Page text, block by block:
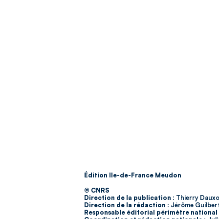
Édition Ile-de-France Meudon
© CNRS
Direction de la publication : Thierry
Direction de la rédaction : Jérôme
Responsable éditorial périmètre national